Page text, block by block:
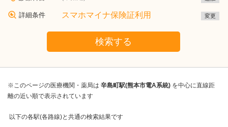
詳細条件 スマホマイナ保険証利用 変更
検索する
※このページの医療機関・薬局は 辛島町駅(熊本市電A系統) を中心に直線距
離の近い順で表示されています
以下の各駅(各路線)と共通の検索結果です